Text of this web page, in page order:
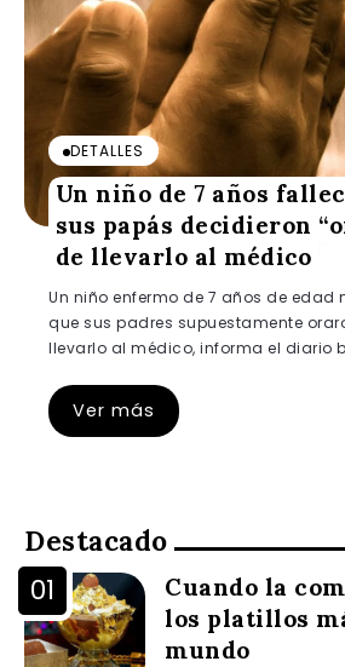
DETALLES
Un niño de 7 años
sus papás decidieron
de llevarlo al médico
Un niño enfermo de 7 años de edad
que sus padres supuestamente
llevarlo al médico, informa el diario
Ver más
Destacado
Cuando la
los platillos
mundo